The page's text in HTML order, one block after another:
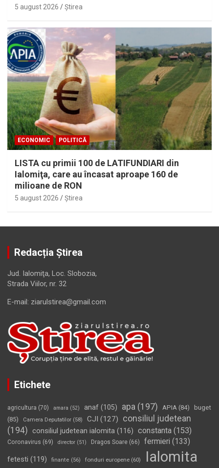
5 august 2026 Ştirea
ECONOMIC POLITICĂ
LISTA cu primii 100 de LATIFUNDIARI din
Ialomiţa, care au încasat aproape 160 de
milioane de RON
5 august 2026 Ştirea
Redacția Știrea
Jud. Ialomiţa, Loc. Slobozia,
Strada Viilor, nr. 32
E-mail: ziarulstirea@gmail.com
Etichete
agricultura (70) amara (52) anaf (105) apa (197) APIA (84)
buget
(85)
Camera Deputatilor (58) CJI (127)
consiliul judetean
(194) consiliul judetean ialomita (116) constanta (153)
Coronavirus (69) director (51) Dragos Soare (66) fermieri (133)
fetesti (119) finante (56) fonduri europene (60)
Ialomita